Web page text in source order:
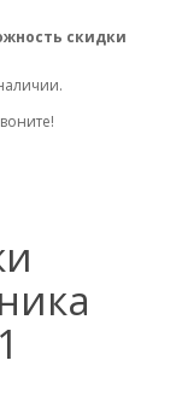
скидки